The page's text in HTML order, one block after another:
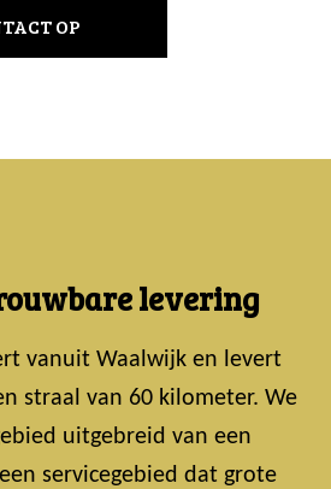
OP
levering
vanuit Waalwijk en levert
straal van 60 kilometer. We
uitgebreid van een
servicegebied dat grote